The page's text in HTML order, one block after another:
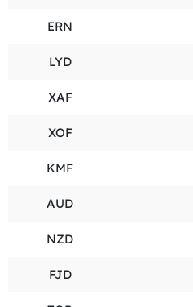
ERN
LYD
XAF
XOF
KMF
AUD
NZD
FJD